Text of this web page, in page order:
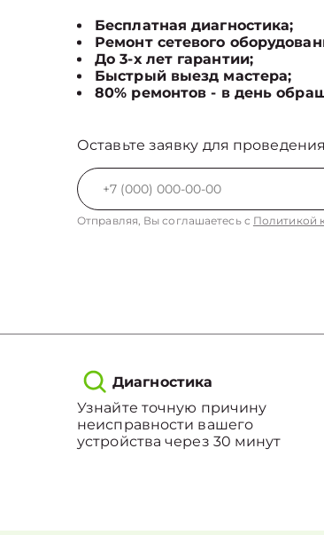
Бесплатная диагностика;
Ремонт сетевого
До 3-х лет гарантии;
Быстрый выезд мастера;
80% ремонтов - в день
Оставьте заявку для
Отправляя, Вы соглашаетесь с Политикой
Диагностика
Узнайте точную причину
неисправности вашего
устройства через 30 минут